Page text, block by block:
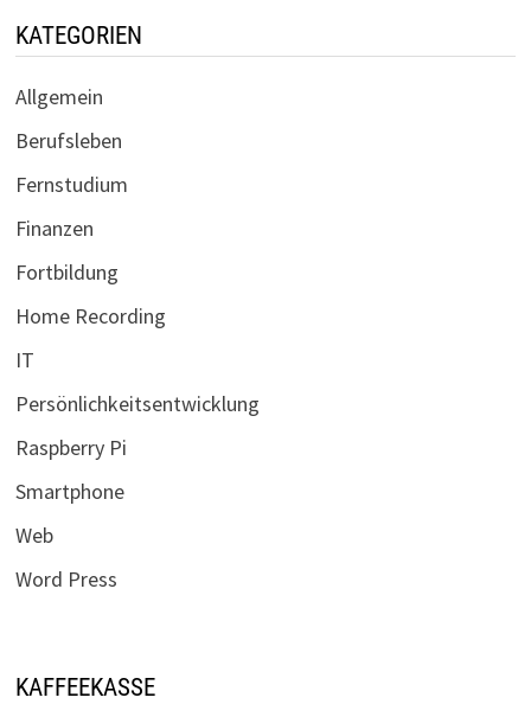
KATEGORIEN
Allgemein
Berufsleben
Fernstudium
Finanzen
Fortbildung
Home Recording
IT
Persönlichkeitsentwicklung
Raspberry Pi
Smartphone
Web
Word Press
KAFFEEKASSE